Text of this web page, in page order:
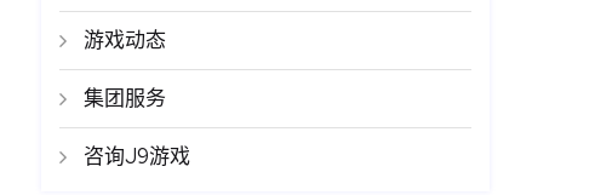
游戏动态
集团服务
咨询J9游戏